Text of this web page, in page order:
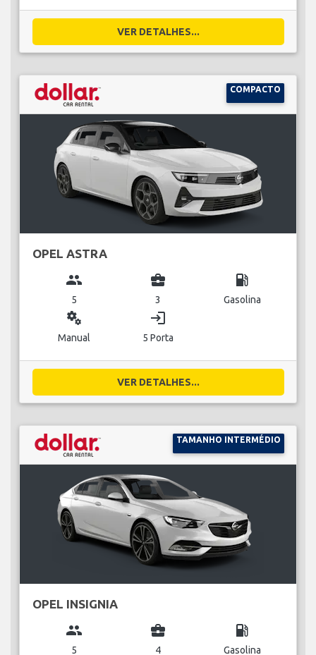
VER DETALHES...
COMPACTO
OPEL ASTRA
group
5
business_center
3
local_gas_station
Gasolina
miscellaneous_services
Manual
login
5 Porta
VER DETALHES...
TAMANHO INTERMÉDIO
OPEL INSIGNIA
group
5
business_center
4
local_gas_station
Gasolina